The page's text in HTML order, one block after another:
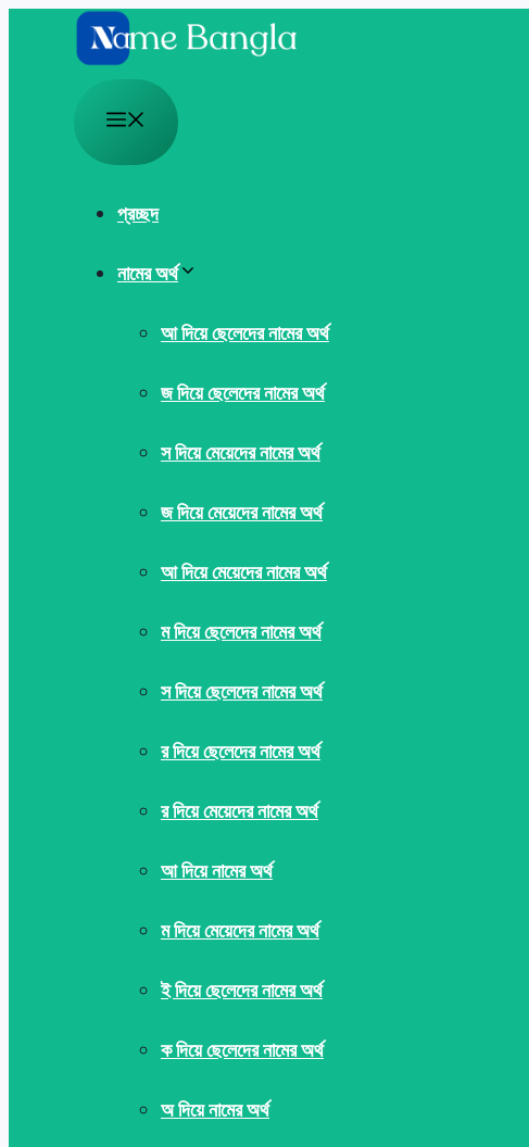
Menu
প্রচ্ছদ
নামের অর্থ
আ দিয়ে ছেলেদের নামের অর্থ
জ দিয়ে ছেলেদের নামের অর্থ
স দিয়ে মেয়েদের নামের অর্থ
জ দিয়ে মেয়েদের নামের অর্থ
আ দিয়ে মেয়েদের নামের অর্থ
ম দিয়ে ছেলেদের নামের অর্থ
স দিয়ে ছেলেদের নামের অর্থ
র দিয়ে ছেলেদের নামের অর্থ
র দিয়ে মেয়েদের নামের অর্থ
আ দিয়ে নামের অর্থ
ম দিয়ে মেয়েদের নামের অর্থ
ই দিয়ে ছেলেদের নামের অর্থ
ক দিয়ে ছেলেদের নামের অর্থ
অ দিয়ে নামের অর্থ